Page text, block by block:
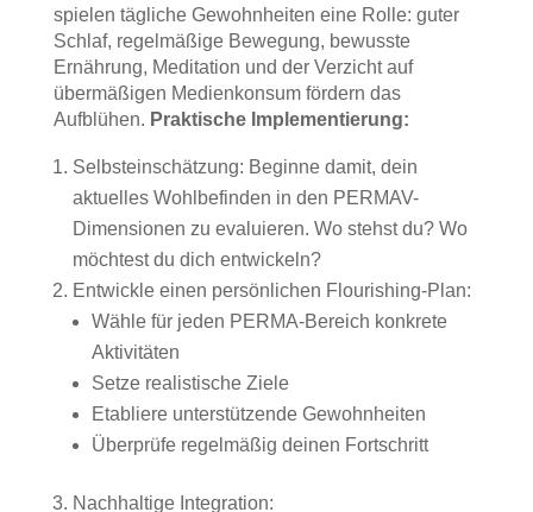
spielen tägliche Gewohnheiten eine Rolle: guter
Schlaf, regelmäßige Bewegung, bewusste
Ernährung, Meditation und der Verzicht auf
übermäßigen Medienkonsum fördern das
Aufblühen. Praktische Implementierung:
Selbsteinschätzung: Beginne damit, dein
aktuelles Wohlbefinden in den PERMAV-
Dimensionen zu evaluieren. Wo stehst du? Wo
möchtest du dich entwickeln?
Entwickle einen persönlichen Flourishing-Plan:
Wähle für jeden PERMA-Bereich konkrete
Aktivitäten
Setze realistische Ziele
Etabliere unterstützende Gewohnheiten
Überprüfe regelmäßig deinen Fortschritt
Nachhaltige Integration: